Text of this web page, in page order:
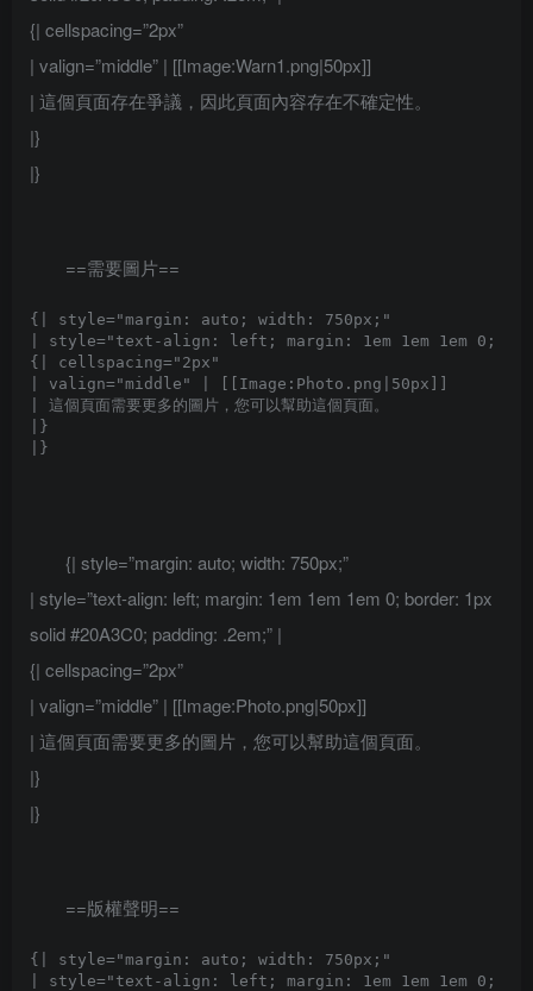
{| cellspacing=”2px”
| valign=”middle” | [[Image:Warn1.png|50px]]
| 這個頁面存在爭議，因此頁面內容存在不確定性。
|}
|}
==需要圖片==
{| style="margin: auto; width: 750px;"
| style="text-align: left; margin: 1em 1em 1em 0;
{| cellspacing="2px"
| valign="middle" | [[Image:Photo.png|50px]]
| 這個頁面需要更多的圖片，您可以幫助這個頁面。
|}
{| style=”margin: auto; width: 750px;”
| style=”text-align: left; margin: 1em 1em 1em 0; border: 1px
solid #20A3C0; padding: .2em;” |
{| cellspacing=”2px”
| valign=”middle” | [[Image:Photo.png|50px]]
| 這個頁面需要更多的圖片，您可以幫助這個頁面。
|}
|}
==版權聲明==
{| style="margin: auto; width: 750px;"
| style="text-align: left; margin: 1em 1em 1em 0;